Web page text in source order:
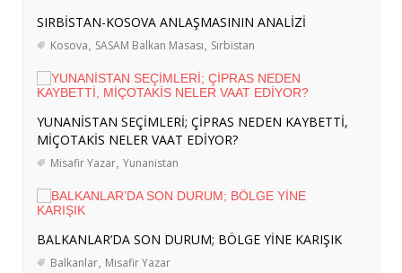
ASKERÎ DESTEKTEN STRATEJİK
- 4 Ağustos 2026
BERLİN’E KURS VE İŞBAŞI GÖZLEM
Ağustos 2026
ERASMUS+ PROJEMİZ KAPSAMINDA
HAREKETLİLİĞİ GERÇEKLEŞTİRİLDİ - 3
İRAN’A YÖNELİK OLASI BİR KARA
SIRBİSTAN-KOSOVA ANLAŞMASININ ANALİZİ
Kosova SASAM Balkan Masası Sırbistan
YUNANİSTAN SEÇİMLERİ; ÇİPRAS NEDEN KAYBETTİ,
MİÇOTAKİS NELER VAAT EDİYOR?
Misafir Yazar Yunanistan
BALKANLAR’DA SON DURUM; BÖLGE YİNE KARIŞIK
Balkanlar Misafir Yazar